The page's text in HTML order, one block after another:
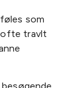
som
ofte travlt